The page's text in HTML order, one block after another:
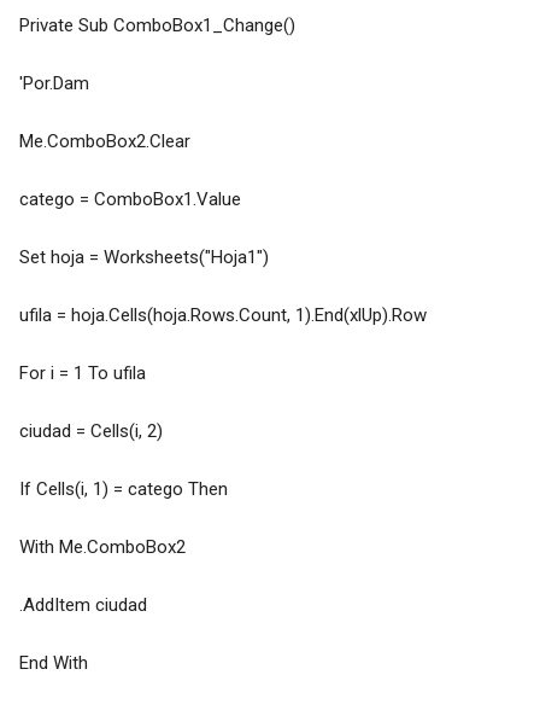
Private Sub ComboBox1_Change()
'Por.Dam
Me.ComboBox2.Clear
catego = ComboBox1.Value
Set hoja = Worksheets("Hoja1")
ufila = hoja.Cells(hoja.Rows.Count, 1).End(xlUp).Row
For i = 1 To ufila
ciudad = Cells(i, 2)
If Cells(i, 1) = catego Then
With Me.ComboBox2
.AddItem ciudad
End With